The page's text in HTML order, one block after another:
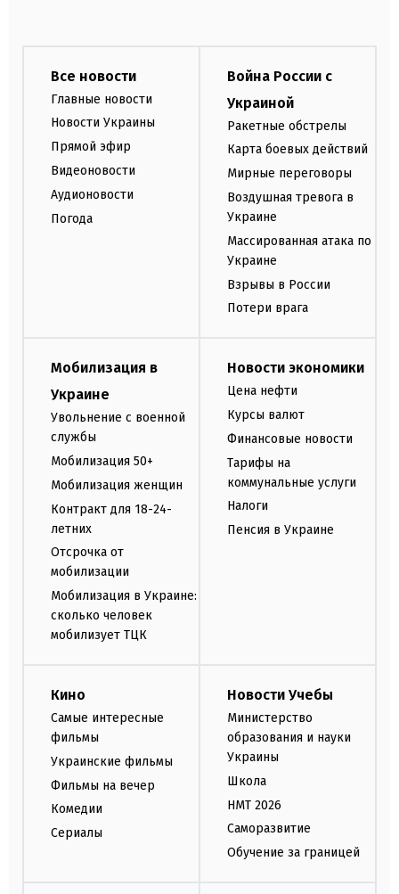
Все новости
Главные новости
Новости Украины
Прямой эфир
Видеоновости
Аудионовости
Погода
Война России с
Украиной
Ракетные обстрелы
Карта боевых действий
Мирные переговоры
Воздушная тревога в
Украине
Массированная атака по
Украине
Взрывы в России
Потери врага
Мобилизация в
Украине
Увольнение с военной
службы
Мобилизация 50+
Мобилизация женщин
Контракт для 18-24-
летних
Отсрочка от
мобилизации
Мобилизация в Украине:
сколько человек
мобилизует ТЦК
Новости экономики
Цена нефти
Курсы валют
Финансовые новости
Тарифы на
коммунальные услуги
Налоги
Пенсия в Украине
Кино
Самые интересные
фильмы
Украинские фильмы
Фильмы на вечер
Комедии
Сериалы
Новости Учебы
Министерство
образования и науки
Украины
Школа
НМТ 2026
Саморазвитие
Обучение за границей